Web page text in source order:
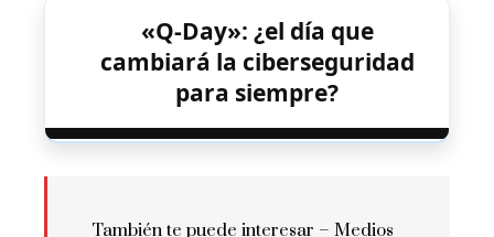
«Q-Day»: ¿el día que
cambiará la ciberseguridad
para siempre?
También te puede interesar – Medios